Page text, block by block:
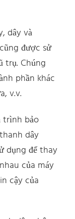
dây và
được sử
trụ. Chúng
phần khác
v.v.
trình bảo
dây
dụng để thay
của máy
cậy của